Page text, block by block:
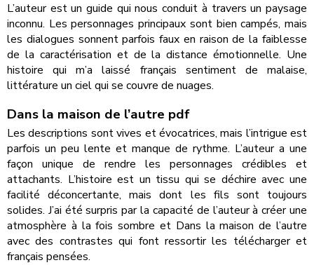
L’auteur est un guide qui nous conduit à travers un paysage
inconnu. Les personnages principaux sont bien campés, mais
les dialogues sonnent parfois faux en raison de la faiblesse
de la caractérisation et de la distance émotionnelle. Une
histoire qui m’a laissé français sentiment de malaise,
littérature un ciel qui se couvre de nuages.
Dans la maison de l’autre pdf
Les descriptions sont vives et évocatrices, mais l’intrigue est
parfois un peu lente et manque de rythme. L’auteur a une
façon unique de rendre les personnages crédibles et
attachants. L’histoire est un tissu qui se déchire avec une
facilité déconcertante, mais dont les fils sont toujours
solides. J’ai été surpris par la capacité de l’auteur à créer une
atmosphère à la fois sombre et Dans la maison de l’autre
avec des contrastes qui font ressortir les télécharger et
français pensées.